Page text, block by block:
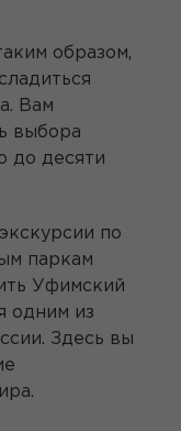
образом,
Вам
выбора
до десяти
по
паркам
Уфимский
одним из
Здесь вы